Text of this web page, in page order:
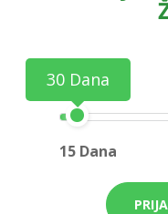
30 Dana
15 Dana